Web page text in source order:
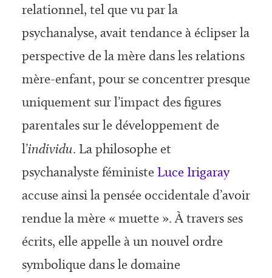
relationnel, tel que vu par la
psychanalyse, avait tendance à éclipser la
perspective de la mère dans les relations
mère-enfant, pour se concentrer presque
uniquement sur l’impact des figures
parentales sur le développement de
l’individu. La philosophe et
psychanalyste féministe Luce Irigaray
accuse ainsi la pensée occidentale d’avoir
rendue la mère « muette ». À travers ses
écrits, elle appelle à un nouvel ordre
symbolique dans le domaine